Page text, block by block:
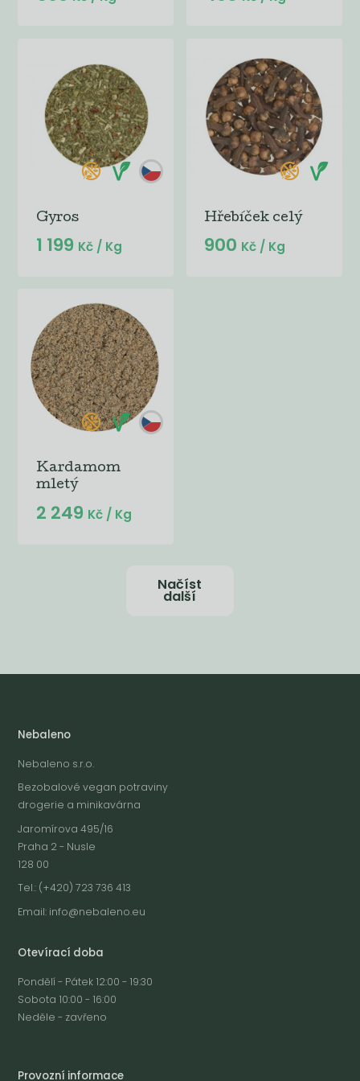
Gyros
1 199 Kč / Kg
Hřebíček celý
900 Kč / Kg
Kardamom
mletý
2 249 Kč / Kg
Načíst
další
Nebaleno
Nebaleno s.r.o.
Bezobalové vegan potraviny
drogerie a minikavárna
Jaromírova 495/16
Praha 2 - Nusle
128 00
Tel.: (+420) 723 736 413
Email: info@nebaleno.eu
Otevírací doba
Pondělí - Pátek 12:00 - 19:30
Sobota 10:00 - 16:00
Neděle - zavřeno
Provozní informace